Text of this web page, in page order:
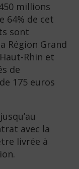
millions
64% de cet
sont
Région Grand
Rhin et
de
175 euros
avec la
livrée à